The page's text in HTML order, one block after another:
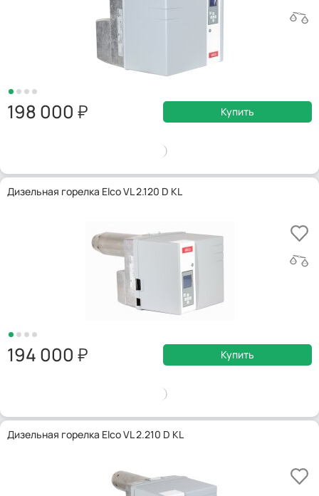
198 000 Купить
Дизельная горелка Elco VL 2.120 D KL
194 000 Купить
Дизельная горелка Elco VL 2.210 D KL